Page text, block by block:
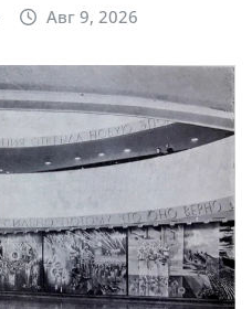
Авг 9, 2026